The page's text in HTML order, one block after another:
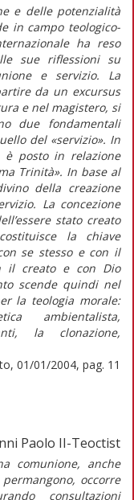
e delle potenzialità
in campo teologico-
ha reso
sue riflessioni su
e servizio. La
da un excursus
e nel magistero, si
due fondamentali
del «servizio». In
è posto in relazione
Trinità». In base al
della creazione
La concezione
stato creato
la chiave
se stesso e con il
il creato e con Dio
scende quindi nel
la teologia morale:
ambientalista,
la clonazione,
01/01/2004, pag. 11
Paolo II-Teoctist
comunione, anche
occorre
consultazioni